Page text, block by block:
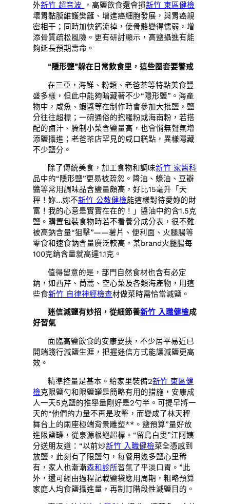
外新竹 超音波 ，高鹽飲食還會損新竹 東區健檢
壞胃黏膜維護樊籬、增進癌細胞發展，與胃癌親
密相干；同時加快鈣流掉，使骨骼變得懦弱，增
添骨質疏松風險。更有研討顯示，高鹽攝進有能
夠延長預期壽命。
“隱形鹽”躲在日常飲食里，這些圈套要警戒
在三亞，海鮮、粉類、老爸茶等特點美食豐
盛多樣，但此中能夠暗藏著不少“隱形鹽”。海產
物中，咸魚、蝦醬等在制作時會參加大批鹽，鹽
分往往超標；一碗通俗的抱羅粉或海南粉，若搭
配的鹵汁、腌制小菜含鹽量高，也會悄無聲氣增
添鹽攝進；老爸茶店罕見的咸口糕點，異樣隱藏
不少鹽分。
除了傳統美食，加工食物和調味新竹 家醫科
品中的“隱形鹽”更易被疏忽。醬油、蠔油、豆瓣
醬等常用調味品含鹽量頗高，好比15毫升「天
秤！妳…妳不新竹 公教健檢能這樣對待愛妳的財
富！我的心意是實實在在的！」醬油中約含1.5克
鹽。購置包裝食物時若不看養分成分表，很不難
被高鈉含量“狙擊”——薯片、便利面、火腿腸等
零食和速食鈉含量廣泛較高，某brand火腿腸每
100克鈉含量就高達1.1克。
值得留意的是，部門自然食材也含有必定
鈉，如西芹、茼蒿、空心菜及各類海產物，用這
些食新竹 自律神經檢查材做菜時需恰當減鹽。
迷信減鹽有妙招，從細節養新竹 入職健檢成
好習氣
面臨高鹽飲食的安康要挾，不少居平易近已
開端踐行減鹽生涯，把握迷信方式能讓減鹽更高
效。
精準控量是基本。給家里裝備2新竹 東區健
檢克限鹽勺和限鹽罐是簡略有用的措施，安康成
人一天5克鹽的推舉量剛好是2勺半。可提早將一
天的“他們的力量不再是攻擊，而變成了林天秤
舞台上的兩座極端背景雕塑**。鹽預算”量好放
進限鹽罐，從泉源根絕超標。“留鳥白叟”江阿姨
分送朋友道：“以前炒新竹 入職健檢菜全憑感到
放鹽，此刻有了限鹽勺，每餐用幾多鹽心里稀
有，家人也漸漸森和診所習氣了平淡口胃。”此
外，還可經由過程記載鹽袋應用周期，粗略預算
家庭人均食鹽攝進量，再制訂階段性減鹽目的。